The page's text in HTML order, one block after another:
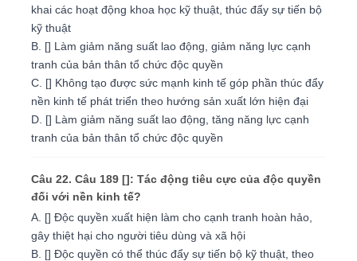
khai các hoạt động khoa học kỹ thuật, thúc đẩy sự tiến bộ
kỹ thuật
B. [] Làm giảm năng suất lao động, giảm năng lực cạnh
tranh của bản thân tổ chức độc quyền
C. [] Không tạo được sức mạnh kinh tế góp phần thúc đẩy
nền kinh tế phát triển theo hướng sản xuất lớn hiện đại
D. [] Làm giảm năng suất lao động, tăng năng lực cạnh
tranh của bản thân tổ chức độc quyền
Câu 22. Câu 189 []: Tác động tiêu cực của độc quyền
đối với nền kinh tế?
A. [] Độc quyền xuất hiện làm cho cạnh tranh hoàn hảo,
gây thiệt hại cho người tiêu dùng và xã hội
B. [] Độc quyền có thể thúc đẩy sự tiến bộ kỹ thuật, theo